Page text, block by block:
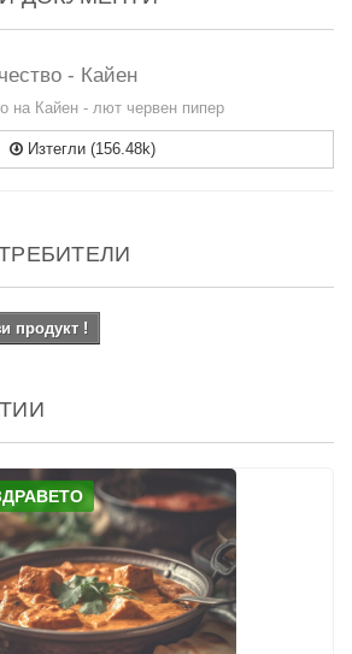
- Кайен
на Кайен - лют червен пипер
Изтегли (156.48k)
продукт !